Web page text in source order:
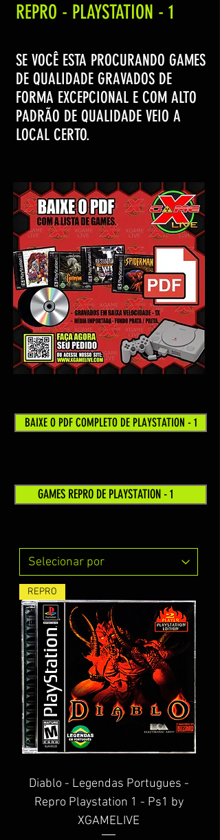
REPRO - PLAYSTATION - 1
SE VOCÊ ESTA PROCURANDO GAMES
DE QUALIDADE GRAVADOS DE
FORMA EXCEPCIONAL E COM ALTO
PADRÃO DE QUALIDADE VEIO A
LOCAL CERTO.
BAIXE O PDF COMPLETO DE PLAYSTATION - 1
GAMES REPRO DE PLAYSTATION - 1
REPRO
Diablo - Legendas Portugues -
Repro Playstation 1 - Ps1 by
XGAMELIVE